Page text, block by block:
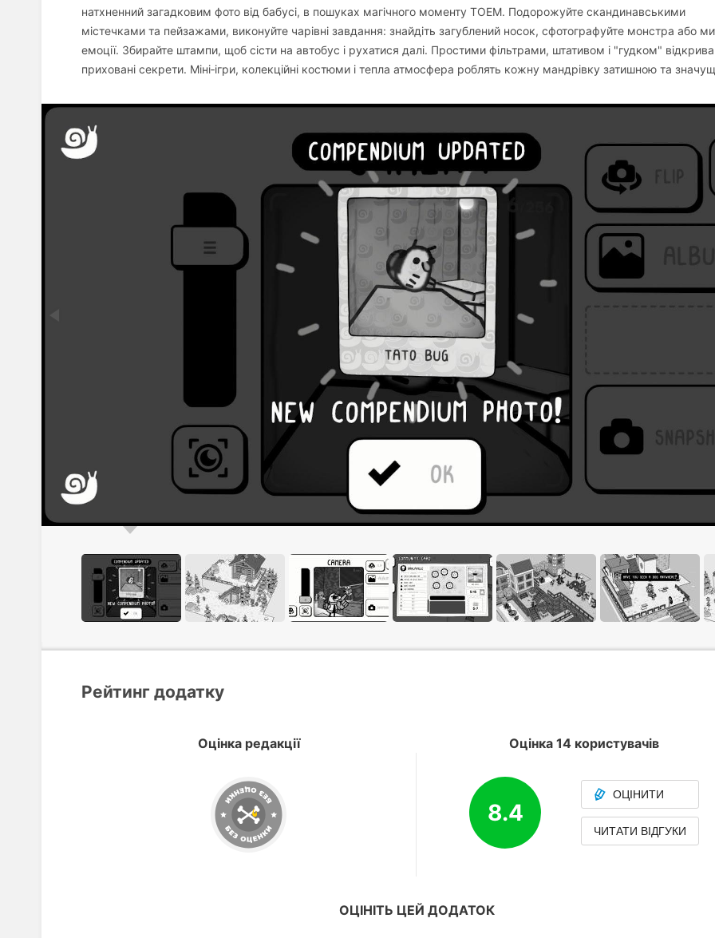
натхненний загадковим фото від бабусі, в пошуках магічного моменту TOEM. Подорожуйте скандинавськими
містечками та пейзажами, виконуйте чарівні завдання: знайдіть загублений носок, сфотографуйте монстра або
емоції. Збирайте штампи, щоб сісти на автобус і рухатися далі. Простими фільтрами, штативом і "гудком"
приховані секрети. Міні‑ігри, колекційні костюми і тепла атмосфера роблять кожну мандрівку затишною та
Рейтинг додатку
Оцінка редакції Оцінка 14 користувачів
8.4
ОЦІНИТИ
ЧИТАТИ ВІДГУКИ
ОЦІНІТЬ ЦЕЙ ДОДАТОК